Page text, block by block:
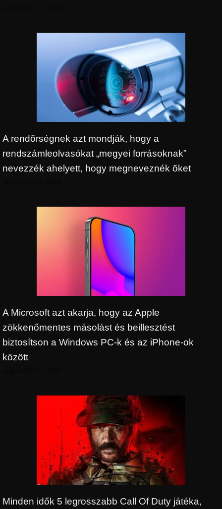
A rendõrségnek azt mondják, hogy a
rendszámleolvasókat „megyei forrásoknak”
nevezzék ahelyett, hogy megneveznék õket
A Microsoft azt akarja, hogy az Apple
zökkenőmentes másolást és beillesztést
biztosítson a Windows PC-k és az iPhone-ok
között
Minden idők 5 legrosszabb Call Of Duty játéka,